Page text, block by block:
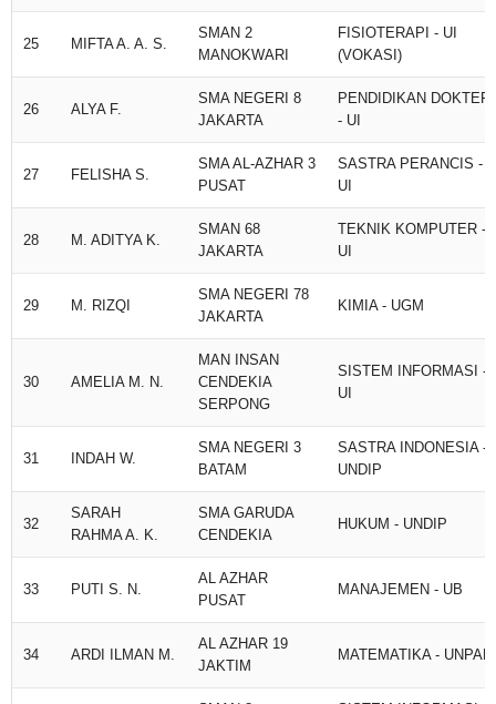
25 MIFTA A. A. S.
SMAN 2
MANOKWARI
FISIOTERAPI - UI
(VOKASI)
26 ALYA F.
SMA NEGERI 8
JAKARTA
PENDIDIKAN DOKTER
- UI
27 FELISHA S.
SMA AL-AZHAR 3
PUSAT
SASTRA PERANCIS -
UI
28 M. ADITYA K.
SMAN 68
JAKARTA
TEKNIK KOMPUTER -
UI
29 M. RIZQI
SMA NEGERI 78
JAKARTA
KIMIA - UGM
30 AMELIA M. N.
MAN INSAN
CENDEKIA
SERPONG
SISTEM INFORMASI -
UI
31 INDAH W.
SMA NEGERI 3
BATAM
SASTRA INDONESIA -
UNDIP
32
SARAH
RAHMA A. K.
SMA GARUDA
CENDEKIA
HUKUM - UNDIP
33 PUTI S. N.
AL AZHAR
PUSAT
MANAJEMEN - UB
34 ARDI ILMAN M.
AL AZHAR 19
JAKTIM
MATEMATIKA - UNPAD